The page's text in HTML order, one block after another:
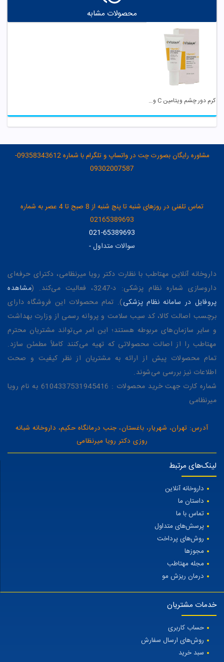
محصولات مشابه
کرم دور چشم ویتامین C ویتالیر
مشاوره رایگان بصورت چت در واتساپ و تلگرام با شماره 09358343612-
09302007587
تماس تلفنی در روزهای شنبه تا پنج شنبه از 8 صبح تا 4 عصر به شماره
02165389693
021-65389693
سوالات متداول-
داروخانه آنلاین مهتاطب با نظارت دکتر رویا میرنظامی، دکترای حرفه‌ای
داروسازی شماره نظام پزشکی: د-3247، فعالیت می‌کند. (
مشاهده
پروفایل در سامانه نظام پزشکی). تمام محصولات این فروشگاه دارای
برچسب اصالت کالا، کد سیب سلامت و پروانه رسمی از وزارت بهداشت
و سایر سازمان‌های مربوطه هستند؛ این امر می‌تواند مشتریان محترم
مهتاطب را از اصالت محصولاتی که تهیه می‌کنند کاملاً مطمئن سازد.
تمام محصولات پیش از ارائه به مشتریان از نظر کیفیت و صحت
اطلاعات نیز بررسی می‌شوند.
شماره کارت جهت خرید محصولات : 6104337531945416 به نام رویا
میرنظامی
آدرس: تهران، شهریار، باغستان، جنب درمانگاه حکیم، داروخانه شبانه
روزی دکتر رویا میرنظامی
لینک‌های مرتبط
داروخانه آنلاین
داستان ما
تماس با ما
پرسش‌های متداول
روش‌های پرداخت
مجوزها
مجله مهتاطب
درمان ریزش مو
خدمات مشتریان
حساب کاربری
روش‌های ارسال سفارش
سبد خرید